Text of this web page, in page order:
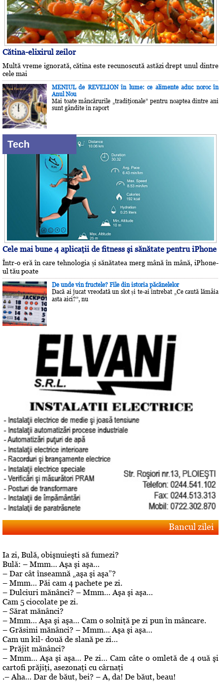
Cătina-elixirul zeilor
Multă vreme ignorată, cătina este recunoscută astăzi drept unul dintre
cele mai
MENIUL de REVELION în lume: ce alimente aduc noroc în
Anul Nou
Mai toate mâncărurile „tradiţionale” pentru noaptea dintre ani
sunt gândite în raport
Tech
Cele mai bune 4 aplicaţii de fitness şi sănătate pentru iPhone
Într-o eră în care tehnologia și sănătatea merg mână în mână, iPhone-
ul tău poate
De unde vin fructele? File din istoria păcănelelor
Dacă ai jucat vreodată un slot și te-ai întrebat „Ce caută lămâia
asta aici?”, nu
Bancul zilei
Ia zi, Bulă, obişnuieşti să fumezi?
Bulă: – Mmm… Aşa şi aşa…
– Dar cât înseamnă „aşa şi aşa”?
– Mmm… Păi cam 4 pachete pe zi.
– Dulciuri mănânci? – Mmm… Aşa şi aşa…
Cam 5 ciocolate pe zi.
– Sărat mănânci?
– Mmm… Aşa şi aşa… Cam o solniţă pe zi pun în mâncare.
– Grăsimi mănânci? – Mmm… Aşa şi aşa…
Cam un kil- două de slană pe zi…
– Prăjit mănânci?
– Mmm… Aşa şi aşa… Pe zi… Cam câte o omletă de 4 ouă şi
cartofi prăjiţi, asezonaţi cu cârnaţi
.– Aha… Dar de băut, bei? – A, da! De băut, beau!